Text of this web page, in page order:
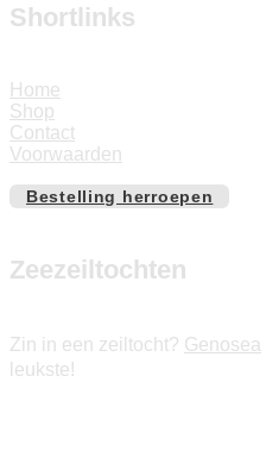
Shortlinks
Home
Shop
Contact
Voorwaarden
Bestelling herroepen
Zeezeiltochten
Zin in een zeiltocht? Genosea
leukste!